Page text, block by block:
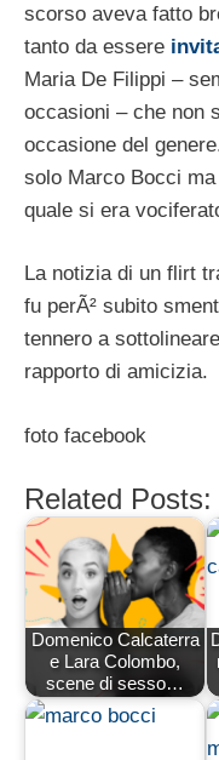
scorso aveva fatto
tanto da essere
Maria De Filippi –
occasioni – che non
occasione del
solo Marco Bocci
quale si era
La notizia di un flirt
fu perÃ² subito
tennero a
rapporto di amicizia.
foto facebook
Related Posts:
Domenico Calcaterra
e Lara Colombo,
scene di sesso…